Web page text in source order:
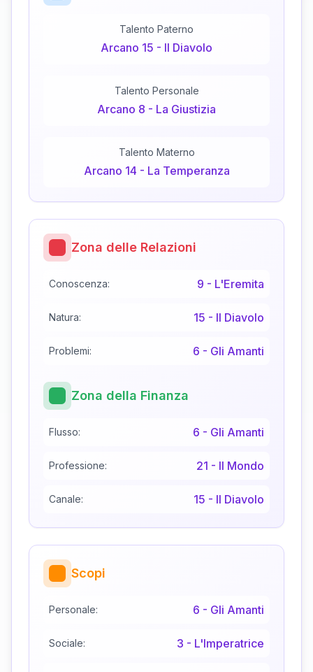
Talento Paterno
Arcano 15 - Il Diavolo
Talento Personale
Arcano 8 - La Giustizia
Talento Materno
Arcano 14 - La Temperanza
Zona delle Relazioni
Conoscenza: 9 - L'Eremita
Natura: 15 - Il Diavolo
Problemi: 6 - Gli Amanti
Zona della Finanza
Flusso: 6 - Gli Amanti
Professione: 21 - Il Mondo
Canale: 15 - Il Diavolo
Scopi
Personale: 6 - Gli Amanti
Sociale: 3 - L'Imperatrice